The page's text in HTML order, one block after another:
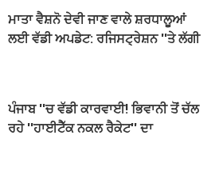
ਮਾਤਾ ਵੈਸ਼ਨੋ ਦੇਵੀ ਜਾਣ ਵਾਲੇ ਸ਼ਰਧਾਲੂਆਂ
ਲਈ ਵੱਡੀ ਅਪਡੇਟ: ਰਜਿਸਟ੍ਰੇਸ਼ਨ ''ਤੇ ਲੱਗੀ
ਪੰਜਾਬ ''ਚ ਵੱਡੀ ਕਾਰਵਾਈ! ਭਿਵਾਨੀ ਤੋਂ ਚੱਲ
ਰਹੇ ''ਹਾਈਟੈੱਕ ਨਕਲ ਰੈਕੇਟ'' ਦਾ